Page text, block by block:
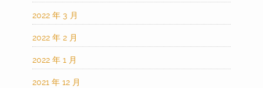
2022 年 3 月
2022 年 2 月
2022 年 1 月
2021 年 12 月